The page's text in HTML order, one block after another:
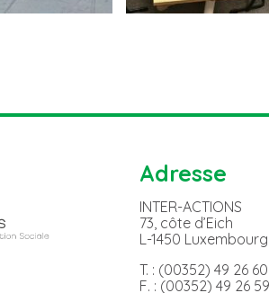
Adresse
INTER-ACTIONS
73, côte d’Eich
L-1450 Luxembourg
T. : (00352) 49 26 60
F. : (00352) 49 26 59